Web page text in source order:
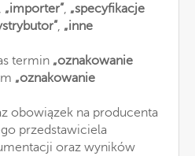
, „importer”, „specyfikacje
, „inne
termin „oznakowanie
„oznakowanie
obowiązek na producenta
przedstawiciela
oraz wyników